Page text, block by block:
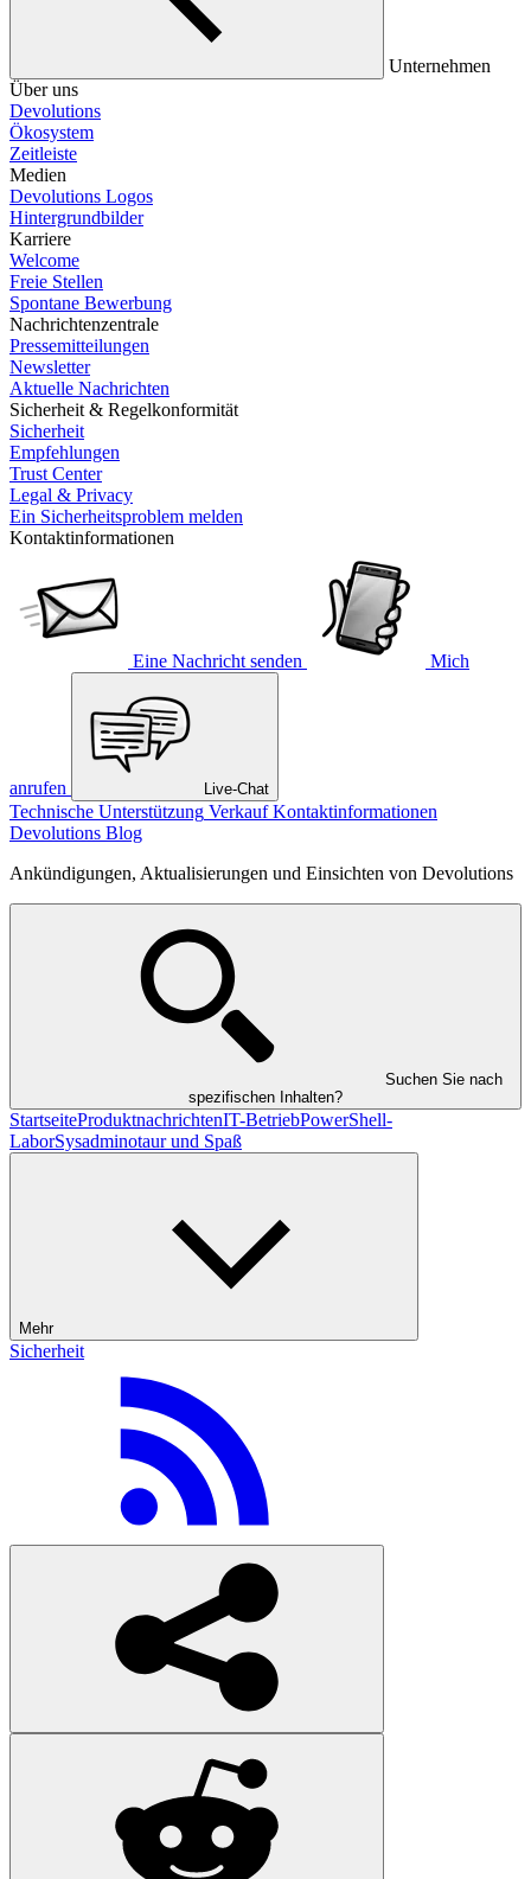
Unternehmen
Über uns
Devolutions
Ökosystem
Zeitleiste
Medien
Devolutions Logos
Hintergrundbilder
Karriere
Welcome
Freie Stellen
Spontane Bewerbung
Nachrichtenzentrale
Pressemitteilungen
Newsletter
Aktuelle Nachrichten
Sicherheit & Regelkonformität
Sicherheit
Empfehlungen
Trust Center
Legal & Privacy
Ein Sicherheitsproblem melden
Kontaktinformationen
Eine Nachricht senden Mich
anrufen Live-Chat
Technische Unterstützung Verkauf Kontaktinformationen
Devolutions Blog
Ankündigungen, Aktualisierungen und Einsichten von Devolutions
Suchen Sie nach
spezifischen Inhalten?
StartseiteProduktnachrichtenIT-BetriebPowerShell-
LaborSysadminotaur und Spaß
Mehr
Sicherheit